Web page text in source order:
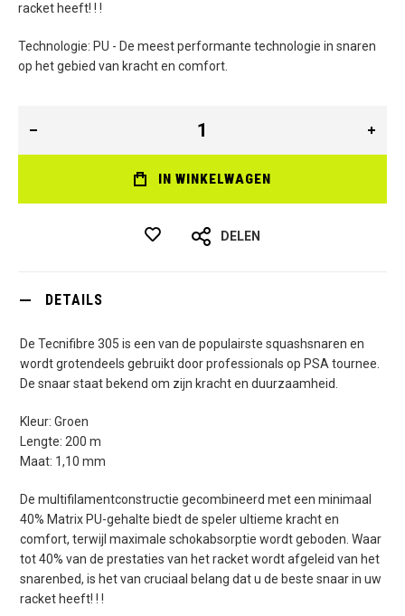
racket heeft! ! !
Technologie: PU - De meest performante technologie in snaren
op het gebied van kracht en comfort.
IN WINKELWAGEN
DELEN
DETAILS
De Tecnifibre 305 is een van de populairste squashsnaren en
wordt grotendeels gebruikt door professionals op PSA tournee.
De snaar staat bekend om zijn kracht en duurzaamheid.
Kleur: Groen
Lengte: 200 m
Maat: 1,10 mm
De multifilamentconstructie gecombineerd met een minimaal
40% Matrix PU-gehalte biedt de speler ultieme kracht en
comfort, terwijl maximale schokabsorptie wordt geboden. Waar
tot 40% van de prestaties van het racket wordt afgeleid van het
snarenbed, is het van cruciaal belang dat u de beste snaar in uw
racket heeft! ! !